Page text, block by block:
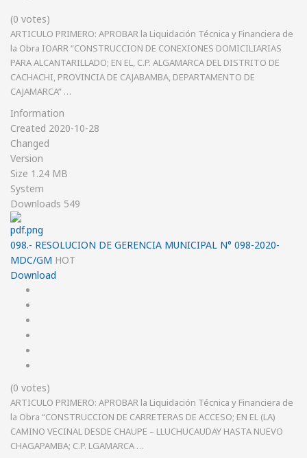
(0 votes)
ARTICULO PRIMERO: APROBAR la Liquidación Técnica y Financiera de
la Obra IOARR “CONSTRUCCION DE CONEXIONES DOMICILIARIAS
PARA ALCANTARILLADO; EN EL, C.P. ALGAMARCA DEL DISTRITO DE
CACHACHI, PROVINCIA DE CAJABAMBA, DEPARTAMENTO DE
CAJAMARCA” …
Information
Created 2020-10-28
Changed
Version
Size 1.24 MB
System
Downloads 549
098.- RESOLUCION DE GERENCIA MUNICIPAL N° 098-2020-
MDC/GM HOT
Download
(0 votes)
ARTICULO PRIMERO: APROBAR la Liquidación Técnica y Financiera de
la Obra “CONSTRUCCION DE CARRETERAS DE ACCESO; EN EL (LA)
CAMINO VECINAL DESDE CHAUPE – LLUCHUCAUDAY HASTA NUEVO
CHAGAPAMBA; C.P. LGAMARCA …